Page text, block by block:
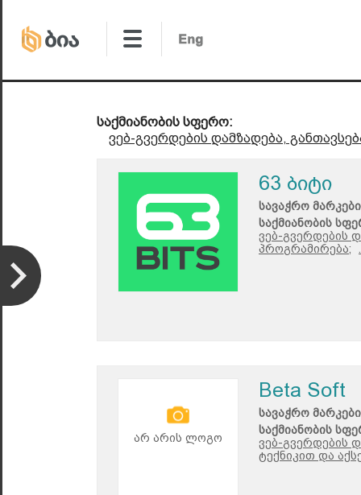
საქმიანობის სფერო:
ვებ-გვერდების დამზადება,
63 ბიტი
სავაჭრო
საქმიანობის
ვებ-გვერდების
პროგრამირება;
არ არის ლოგო
Beta Soft
სავაჭრო
საქმიანობის
ვებ-გვერდების
ტექნიკით და